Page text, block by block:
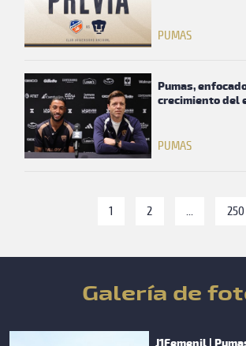
PUMAS
Pumas,
crecimiento del
PUMAS
1 2 ... 250
Galería de
J1Femenil |